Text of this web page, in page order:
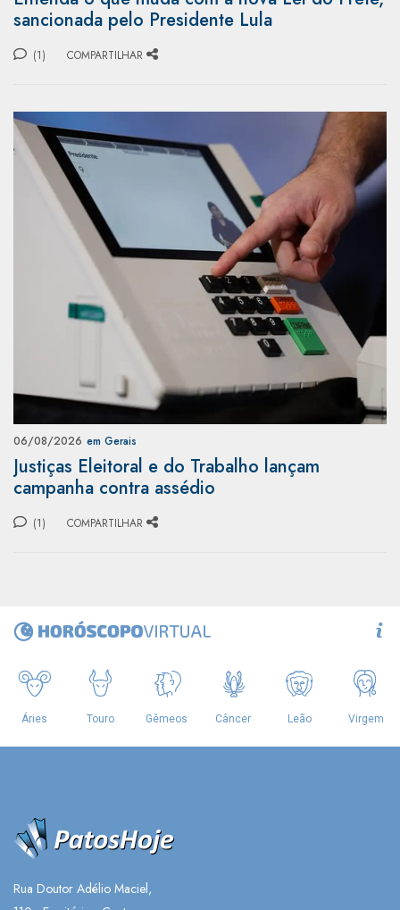
sancionada pelo Presidente Lula
(1) COMPARTILHAR
06/08/2026 em Gerais
Justiças Eleitoral e do Trabalho lançam
campanha contra assédio
(1) COMPARTILHAR
Rua Doutor Adélio Maciel,